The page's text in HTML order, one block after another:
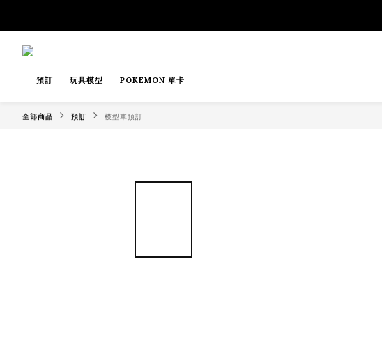
預訂 玩具模型 POKEMON 單卡
全部商品 預訂 模型車預訂